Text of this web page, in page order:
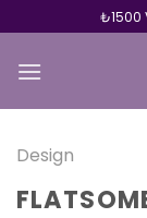
to
content
₺1500
Design